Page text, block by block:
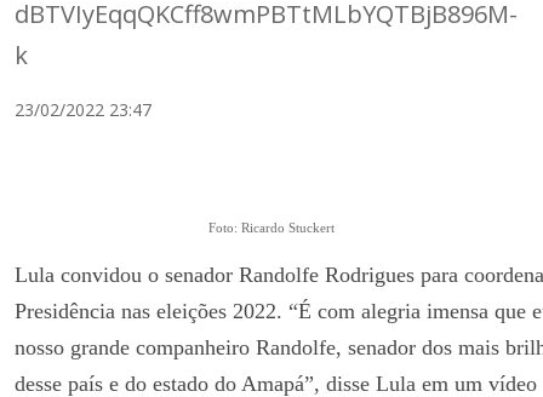
dBTVIyEqqQKCff8wmPBTtMLbYQTBjB896M-
k
23/02/2022 23:47
Foto: Ricardo Stuckert
Lula convidou o senador Randolfe Rodrigues para
Presidência nas eleições 2022. “É com alegria imensa que
nosso grande companheiro Randolfe, senador dos mais
desse país e do estado do Amapá”, disse Lula em um